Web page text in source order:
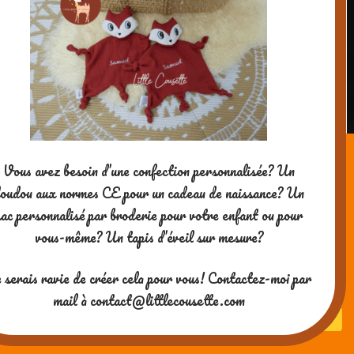
11 JUILLET 2016 À 16 H 23 MIN
Je veux bien te croire!!! Je pense
que ça plaira beaucoup à mes 3
puces
RÉPONDRE
11 JUILLET 2016 À 16 H 36 MIN
Cool!
Vous avez besoin d’une confection personnalisée? Un
aux normes CE pour un cadeau de naissance? Un
personnalisé par broderie pour votre enfant ou pour
vous-même? Un tapis d’éveil sur mesure?
ravie de créer cela pour vous! Contactez-moi par
mail à contact@littlecousette.com